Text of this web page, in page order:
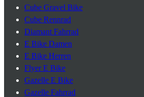
Cube Gravel Bike
Cube Rennrad
Diamant Fahrrad
E Bike Damen
E Bike Herren
Flyer E Bike
Gazelle E Bike
Gazelle Fahrrad